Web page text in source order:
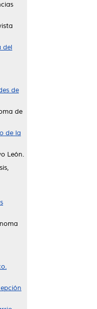
del
de
de
de la
León.